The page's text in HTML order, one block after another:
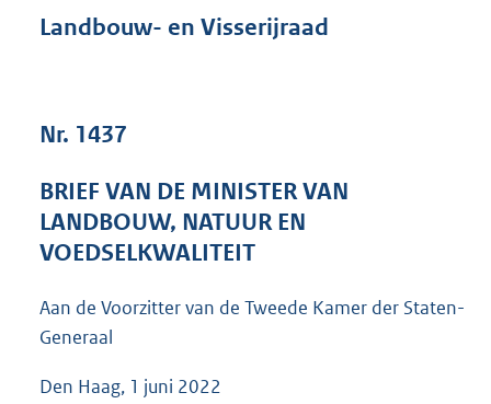
s
e
:
b
Landbouw- en Visserijraad
Nr. 1437
BRIEF VAN DE MINISTER VAN
LANDBOUW, NATUUR EN
VOEDSELKWALITEIT
Aan de Voorzitter van de Tweede Kamer der Staten-
Generaal
Den Haag, 1 juni 2022